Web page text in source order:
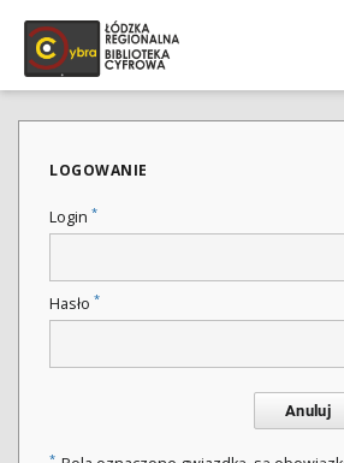
LOGOWANIE
Login *
Hasło *
Anuluj
*